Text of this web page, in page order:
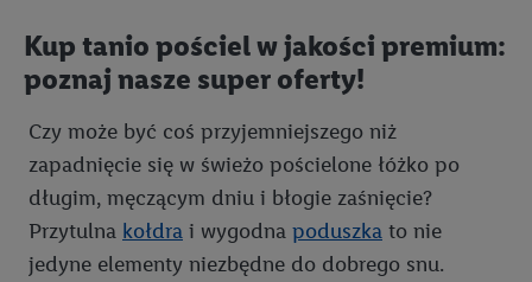
Kup tanio pościel w jakości premium:
poznaj nasze super oferty!
Czy może być coś przyjemniejszego niż
zapadnięcie się w świeżo pościelone łóżko po
długim, męczącym dniu i błogie zaśnięcie?
Przytulna kołdra i wygodna poduszka to nie
jedyne elementy niezbędne do dobrego snu.